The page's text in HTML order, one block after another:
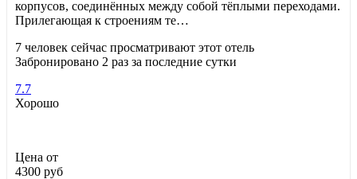
корпусов, соединённых между собой тёплыми переходами.
Прилегающая к строениям те…
7 человек сейчас просматривают этот отель
Забронировано 2 раз за последние сутки
7.7
Хорошо
Цена от
4300 руб